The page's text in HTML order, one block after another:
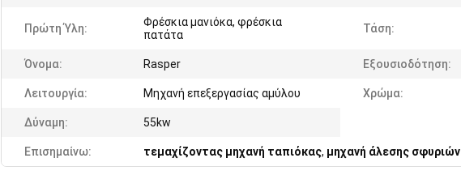
Πρώτη Ύλη:
Φρέσκια μανιόκα, φρέσκια
πατάτα
Τάση:
Όνομα: Rasper Εξουσιοδότηση:
Λειτουργία: Μηχανή επεξεργασίας αμύλου Χρώμα:
Δύναμη: 55kw
Επισημαίνω: τεμαχίζοντας μηχανή ταπιόκας, μηχανή άλεσης σφυριών